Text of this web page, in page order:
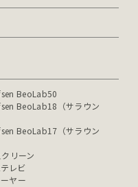
BeoLab50
BeoLab18（サラウン
BeoLab17（サラウン
リーン
レビ
ヤー